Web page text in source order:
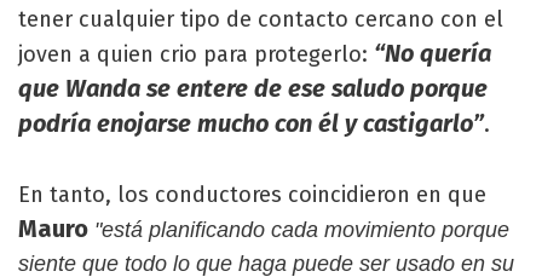
tener cualquier tipo de contacto cercano con el
joven a quien crio para protegerlo: “No quería
que Wanda se entere de ese saludo porque
podría enojarse mucho con él y castigarlo”.
En tanto, los conductores coincidieron en que
Mauro "está planificando cada movimiento porque
siente que todo lo que haga puede ser usado en su